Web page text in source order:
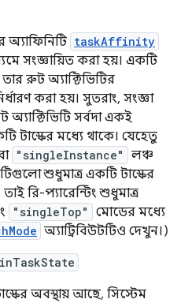
অ্যাফিনিটি taskAffinity
সংজ্ঞায়িত করা হয়। একটি
তার রুট অ্যাক্টিভিটির
করা হয়। সুতরাং, সংজ্ঞা
সর্বদা একই
টাস্কের মধ্যে থাকে। যেহেতু
"singleInstance"
লঞ্চ
শুধুমাত্র একটি টাস্কের
রি-প্যারেন্টিং শুধুমাত্র
"singleTop"
মোডের মধ্যে
অ্যাট্রিবিউটটিও দেখুন।)
অবস্থায় আছে, সিস্টেম